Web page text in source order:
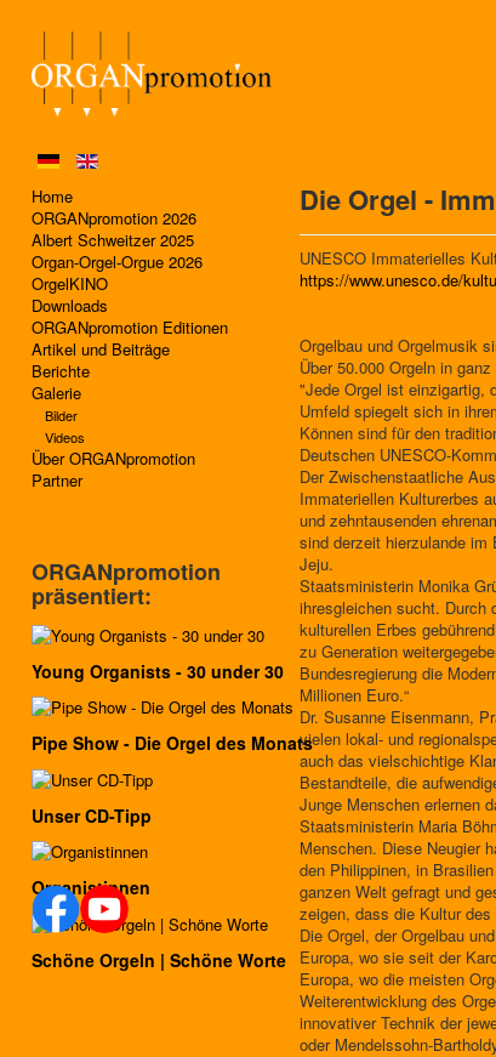
Home
ORGANpromotion 2026
Albert Schweitzer 2025
Organ-Orgel-Orgue 2026
OrgelKINO
Downloads
ORGANpromotion Editionen
Artikel und Beiträge
Berichte
Galerie
Bilder
Videos
Über ORGANpromotion
Partner
Die Orgel -
UNESCO Immaterielles
https://www.unesco.de/
Orgelbau und Orgelmusik
Über 50.000 Orgeln in
"Jede Orgel ist einzigartig,
Umfeld spiegelt sich in
Können sind für den
Deutschen UNESCO-
Der Zwischenstaatliche
Immateriellen Kulturerbes
und zehntausenden
sind derzeit hierzulande
Jeju.
Staatsministerin Monika
ihresgleichen sucht. Durch
kulturellen Erbes
zu Generation
Bundesregierung die
Millionen Euro.“
Dr. Susanne Eisenmann,
vielen lokal- und
auch das vielschichtige
Bestandteile, die
Junge Menschen erlernen
Staatsministerin Maria
Menschen. Diese Neugier
den Philippinen, in
ganzen Welt gefragt und
zeigen, dass die Kultur
Die Orgel, der Orgelbau
Europa, wo sie seit der
Europa, wo die meisten
Weiterentwicklung des
innovativer Technik der
oder Mendelssohn-
ORGANpromotion
präsentiert:
Young Organists - 30 under 30
Pipe Show - Die Orgel des Monats
Unser CD-Tipp
Organistinnen
Schöne Orgeln | Schöne Worte